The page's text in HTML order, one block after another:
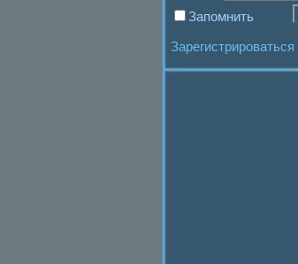
Запомнить
Зарегистрироваться